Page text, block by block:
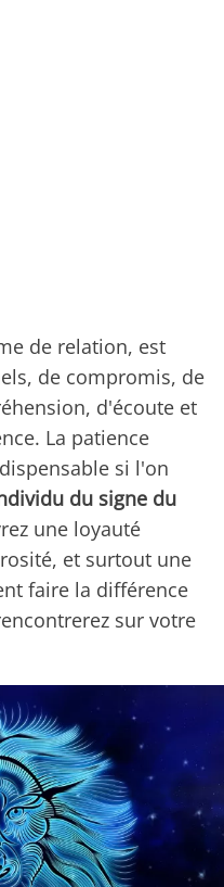
de relation, est
de compromis, de
d'écoute et
La patience
si l'on
du signe du
une loyauté
et surtout une
faire la différence
sur votre